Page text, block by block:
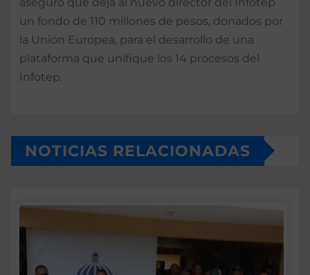
un fondo de 110 millones de pesos, donados por
la Unión Europea, para el desarrollo de una
plataforma que unifique los 14 procesos del
Infotep.
NOTICIAS RELACIONADAS